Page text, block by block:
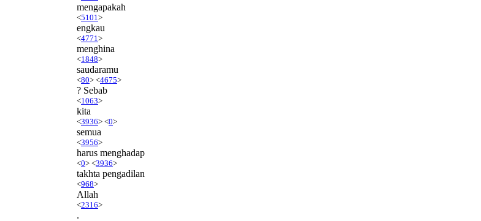
mengapakah
<5101 >
engkau
<4771 >
menghina
<1848>
saudaramu
<80> <4675>
? Sebab
<1063>
kita
<3936> <0>
semua
<3956>
harus menghadap
<0> <3936>
takhta pengadilan
<968>
Allah
<2316>
.